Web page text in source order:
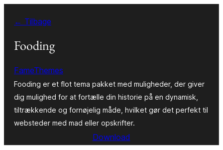
indhold
← Tilbage
Fooding
FameThemes
Fooding er et flot tema pakket med muligheder, der giver
dig mulighed for at fortælle din historie på en dynamisk,
tiltrækkende og fornøjelig måde, hvilket gør det perfekt til
websteder med mad eller opskrifter.
Download